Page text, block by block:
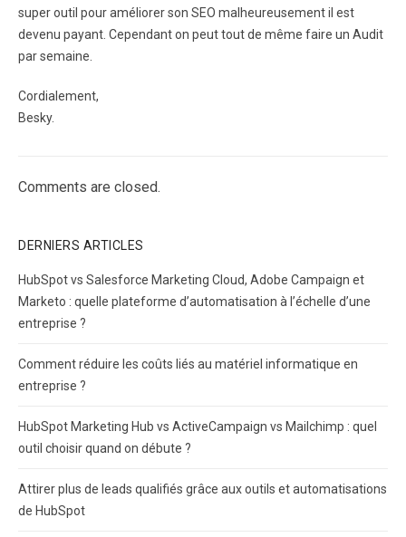
super outil pour améliorer son SEO malheureusement il est
devenu payant. Cependant on peut tout de même faire un Audit
par semaine.
Cordialement,
Besky.
Comments are closed.
DERNIERS ARTICLES
HubSpot vs Salesforce Marketing Cloud, Adobe Campaign et
Marketo : quelle plateforme d’automatisation à l’échelle d’une
entreprise ?
Comment réduire les coûts liés au matériel informatique en
entreprise ?
HubSpot Marketing Hub vs ActiveCampaign vs Mailchimp : quel
outil choisir quand on débute ?
Attirer plus de leads qualifiés grâce aux outils et automatisations
de HubSpot